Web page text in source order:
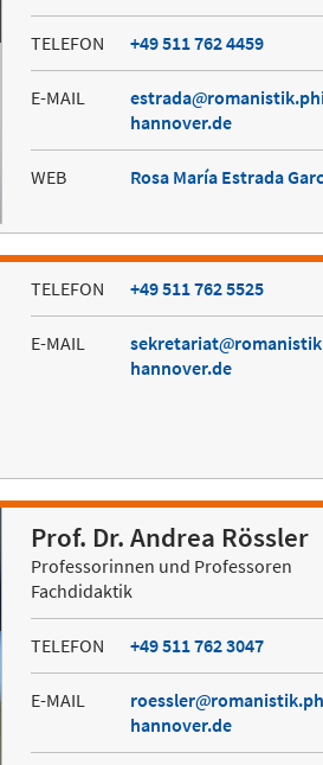
TELEFON +49 511 762 4459
E-MAIL estrada
hannover.de
WEB Rosa María Estrada
TELEFON +49 511 762 5525
E-MAIL sekretariat
hannover.de
Prof. Dr. Andrea Rössler
Professorinnen und Professoren
Fachdidaktik
TELEFON +49 511 762 3047
E-MAIL roessler
hannover.de